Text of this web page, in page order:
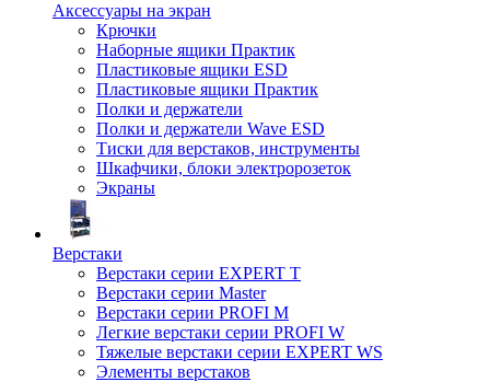
Аксессуары на экран
Крючки
Наборные ящики Практик
Пластиковые ящики ESD
Пластиковые ящики Практик
Полки и держатели
Полки и держатели Wave ESD
Тиски для верстаков, инструменты
Шкафчики, блоки электророзеток
Экраны
Верстаки
Верстаки серии EXPERT T
Верстаки серии Master
Верстаки серии PROFI M
Легкие верстаки серии PROFI W
Тяжелые верстаки серии EXPERT WS
Элементы верстаков